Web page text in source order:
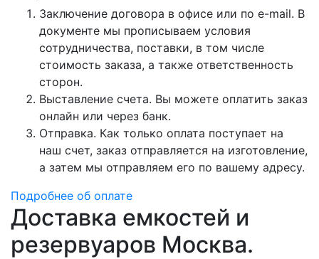
Заключение договора в офисе или по e-mail. В
документе мы прописываем условия
сотрудничества, поставки, в том числе
стоимость заказа, а также ответственность
сторон.
Выставление счета. Вы можете оплатить заказ
онлайн или через банк.
Отправка. Как только оплата поступает на
наш счет, заказ отправляется на изготовление,
а затем мы отправляем его по вашему адресу.
Подробнее об оплате
Доставка емкостей и
резервуаров Москва.